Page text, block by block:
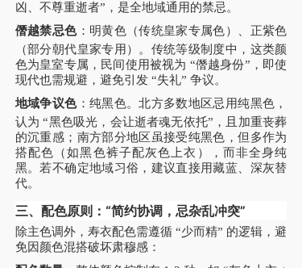
凶、不尊重逝者”，是全地域通用的禁忌。
僭越禁忌色：明黄色（传统皇家专属色）、正紫色
（部分朝代皇家专用）。传统等级制度中，这类颜
色为皇室专属，民间使用被视为 “僭越身份”，即使
现代也需规避，避免引发 “失礼” 争议。
地域争议色：纯黑色。北方多数地区忌用纯黑色，
认为 “黑色吸光，会让逝者魂无依托”，且加重丧葬
的沉重感；南方部分地区虽接受纯黑色，但多作为
搭配色（如黑色裤子配灰色上衣），而非全身纯
黑。若不确定地域习俗，建议直接用藏蓝、深灰替
代。
三、配色原则：“简约协调，忌杂乱冲突”
除主色调外，寿衣配色需遵循 “少而精” 的逻辑，避
免因颜色混搭破坏肃穆感：